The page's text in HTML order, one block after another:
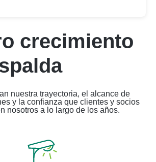
crecimiento
nuestra trayectoria, el alcance de
y la confianza que clientes y socios
nosotros a lo largo de los años.